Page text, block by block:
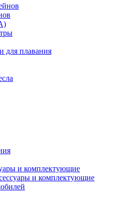
для плавания
и комплектующие
и комплектующие